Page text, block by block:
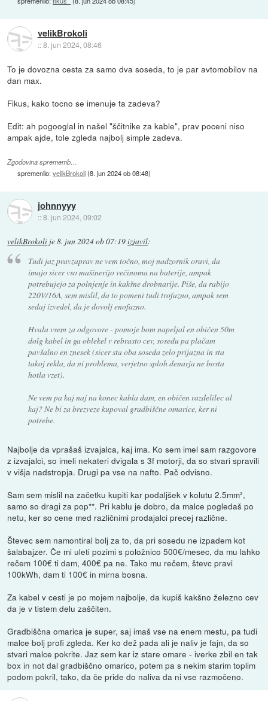
velikBrokoli
::8. jun 2024, 08:46
To je dovozna cesta za samo dva soseda, to je par avtomobilov na
dan max.
Fikus, kako tocno se imenuje ta zadeva?
Edit: ah pogooglal in našel "ščitnike za kable", prav poceni niso
ampak ajde, tole zgleda najbolj simple zadeva.
Zgodovina sprememb…
spremenilo:velikBrokoli(8. jun 2024 ob 08:48)
johnnyyy
::8. jun 2024, 09:02
velikBrokoli je8. jun 2024 ob 07:19izjavil:
Tudi jaz pravzaprav ne vem točno, moj nadzornik oravi, da
imajo sicer vso mašinerijo večinoma na baterije, ampak
potrebujejo za polnjenje in kakšne drobnarije. Piše, da rabijo
220V/16A, sem mislil, da to pomeni tudi trofazno, ampak sem
sedaj izvedel, da je dovolj enofazno.
Hvala vsem za odgovore - pomoje bom napeljal en običen 50m
dolg kabel in ga oblekel v rebrasto cev, sosedu pa plačam
pavšalno en znesek (sicer sta oba soseda zelo prijazna in sta
takoj rekla, da ni problema, verjetno sploh denarja ne bosta
hotla vzet).
Ne vem pa kaj naj na konec kabla dam, en običen razdelilec al
kaj? Ne bi za brezveze kupoval gradbiščne omarice, ker ni
potrebe.
Najbolje da vprašaš izvajalca, kaj ima. Ko sem imel sam razgovore
z izvajalci, so imeli nekateri dvigala s 3f motorji, da so stvari spravili
v višja nadstropja. Drugi pa vse na nafto. Pač odvisno.
Sam sem mislil na začetku kupiti kar podaljšek v kolutu 2.5mm²,
samo so dragi za pop**. Pri kablu je dobro, da malce pogledaš po
netu, ker so cene med različnimi prodajalci precej različne.
Števec sem namontiral bolj za to, da pri sosedu ne izpadem kot
šalabajzer. Če mi uleti pozimi s položnico 500€/mesec, da mu lahko
rečem 100€ ti dam, 400€ pa ne. Tako mu rečem, števc pravi
100kWh, dam ti 100€ in mirna bosna.
Za kabel v cesti je po mojem najbolje, da kupiš kakšno železno cev
da je v tistem delu zaščiten.
Gradbiščna omarica je super, saj imaš vse na enem mestu, pa tudi
malce bolj profi zgleda. Ker ko dež pada ali je naliv je fajn, da so
stvari malce pokrite. Jaz sem kar iz stare omare - iverke zbil en tak
box in not dal gradbiščno omarico, potem pa s nekim starim toplim
podom pokril, tako, da če pride do naliva da ni vse razmočeno.